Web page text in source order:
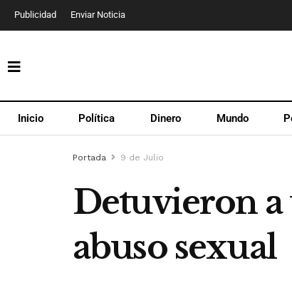
Publicidad Enviar Noticia
Inicio Política Dinero Mundo
Portada 9 de Julio
Detuvieron a
abuso sexual